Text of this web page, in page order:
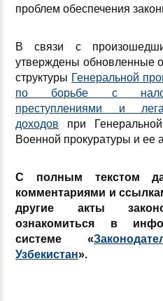
проблем обеспечения
В связи с
утверждены обновленные
структуры Генеральной
по борьбе с
преступлениями и
доходов при
Военной прокуратуры и ее
С полным текстом
комментариями и
другие акты
ознакомиться в
системе «
Узбекистан».